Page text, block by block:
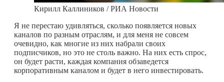
Кирилл Каллиников / РИА Новости
Я не перестаю удивляться, сколько появляется новых
каналов по разным отраслям, и для меня не совсем
очевидно, как многие из них набрали своих
подписчиков, но это не столь важно. На них есть спрос,
он будет расти, каждая компания обзаведется
корпоративным каналом и будет в него инвестировать.